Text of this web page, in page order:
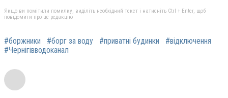
Якщо ви помітили помилку, виділіть необхідний текст і натисніть Ctrl + Enter, щоб
повідомити про це редакцію
#боржники #борг за воду #приватні будинки
#відключення
#Чернігівводоканал